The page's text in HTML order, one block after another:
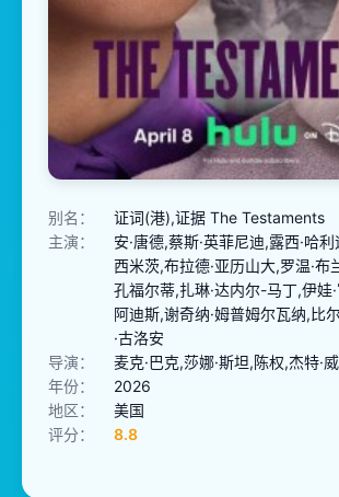
别名：
证词(港),证据 The Testaments
主演：
安·唐德,蔡斯·英菲尼迪,露西·哈
西米茨,布拉德·亚历山大,罗温·布
孔福尔蒂,扎琳·达内尔-马丁,伊娃
阿迪斯,谢奇纳·姆普姆尔瓦纳,比
·古洛安
导演：
麦克·巴克,莎娜·斯坦,陈权,杰特·
年份：
2026
地区：
美国
评分：
8.8